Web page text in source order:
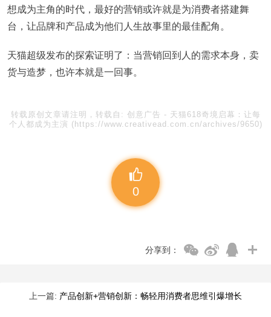
想成为主角的时代，最好的营销或许就是为消费者搭建舞
台，让品牌和产品成为他们人生故事里的最佳配角。
天猫超级发布的探索证明了：当营销回到人的需求本身，卖
货与造梦，也许本就是一回事。
转载原创文章请注明，转载自: 创意广告 - 天猫618奇境启幕：让每
个人都成为主演 (https://www.creativead.com.cn/archives/9650)
0
分享到：
上一篇: 产品创新+营销创新：畅轻用消费者思维引爆增长